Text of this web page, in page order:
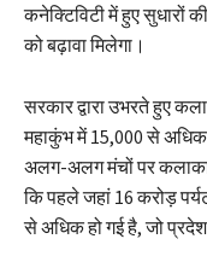
कनेक्टिविटी में हुए सुधारों
को बढ़ावा मिलेगा।
सरकार द्वारा उभरते हुए
महाकुंभ में 15,000 से
अलग-अलग मंचों पर
कि पहले जहां 16 करोड़
से अधिक हो गई है, जो